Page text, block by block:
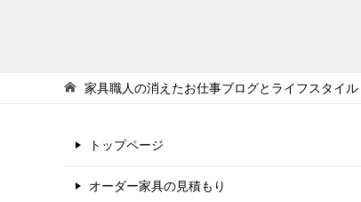
家具職人の消えたお仕事ブログとライフスタイル
トップページ
オーダー家具の見積もり